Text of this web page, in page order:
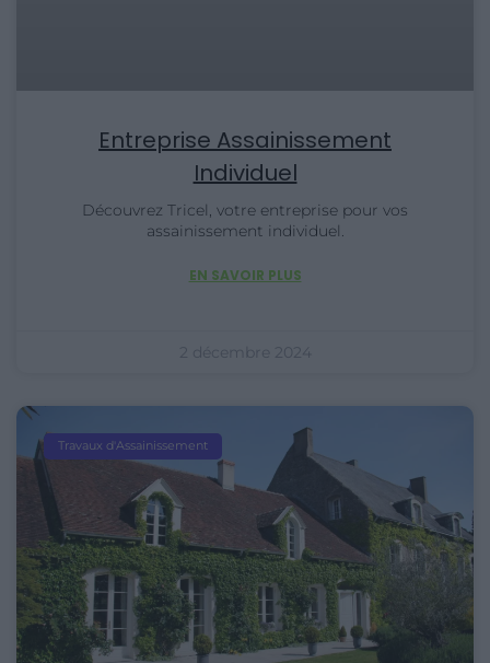
Entreprise Assainissement
Individuel
Découvrez Tricel, votre entreprise pour vos
assainissement individuel.
EN SAVOIR PLUS
2 décembre 2024
Travaux d'Assainissement